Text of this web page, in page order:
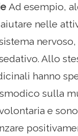
Ad esempio,
nelle
Allo
hanno
sulla
e